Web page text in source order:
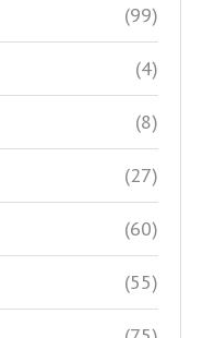
(99)
(4)
(8)
(27)
(60)
(55)